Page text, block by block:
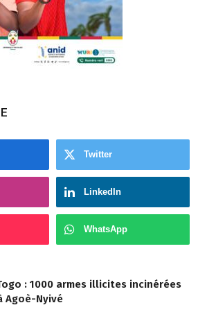
Twitter
LinkedIn
WhatsApp
: 1000 armes illicites incinérées
Agoè-Nyivé